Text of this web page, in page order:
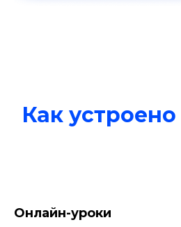
Как
Онлайн-уроки